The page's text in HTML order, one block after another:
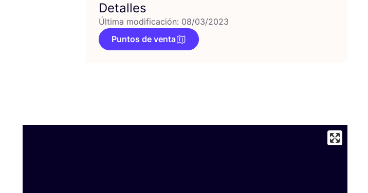
Detalles
Última modificación: 08/03/2023
Puntos de venta